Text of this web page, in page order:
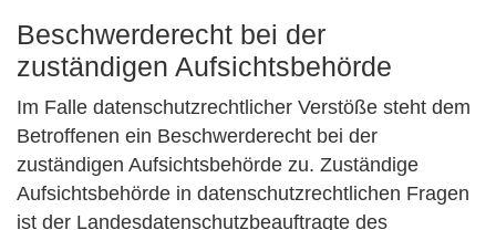
Beschwerderecht bei der
zuständigen Aufsichtsbehörde
Im Falle datenschutzrechtlicher Verstöße steht dem
Betroffenen ein Beschwerderecht bei der
zuständigen Aufsichtsbehörde zu. Zuständige
Aufsichtsbehörde in datenschutzrechtlichen Fragen
ist der Landesdatenschutzbeauftragte des